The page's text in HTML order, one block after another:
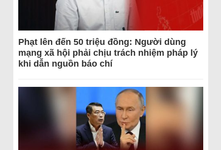
Phạt lên đến 50 triệu đồng: Người dùng
mạng xã hội phải chịu trách nhiệm pháp lý
khi dẫn nguồn báo chí